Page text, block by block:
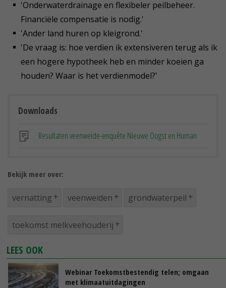
'Onderwaterdrainage en flexibeler peilbeheer.
Financiële compensatie is nodig.'
'Ander land huren op kleigrond.'
'De vraag is: hoe verdien ik extensiveren terug als ik
een hogere hypotheek heb en minder koeien ga
houden? Waar is het verdienmodel?'
Downloads
Resultaten veenweide-enquête Nieuwe Oogst en Human
Bekijk meer over:
vernatting veenweiden grondwaterpeil
toekomst melkveehouderij
LEES OOK
Webinar Toekomstbestendig telen; omgaan
met klimaatuitdagingen